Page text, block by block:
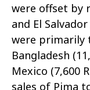
were offset by
and El
were primarily
Bangladesh
Mexico (7,600
sales of Pima